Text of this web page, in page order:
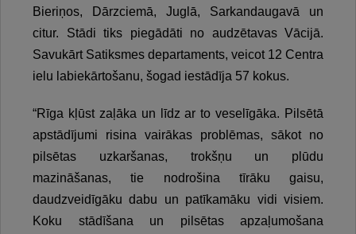
Bieriņos, Dārzciemā, Juglā, Sarkandaugavā un
citur. Stādi tiks piegādāti no audzētavas Vācijā.
Savukārt Satiksmes departaments, veicot 12 Centra
ielu labiekārtošanu, šogad iestādīja 57 kokus.
“Rīga kļūst zaļāka un līdz ar to veselīgāka. Pilsētā
apstādījumi risina vairākas problēmas, sākot no
pilsētas uzkaršanas, trokšņu un plūdu
mazināšanas, tie nodrošina tīrāku gaisu,
daudzveidīgāku dabu un patīkamāku vidi visiem.
Koku stādīšana un pilsētas apzaļumošana